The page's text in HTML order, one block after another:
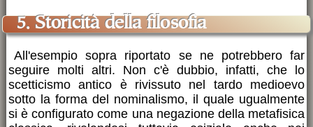
5. Storicità della filosofia
All'esempio sopra riportato se ne potrebbero far
seguire molti altri. Non c'è dubbio, infatti, che lo
scetticismo antico è rivissuto nel tardo medioevo
sotto la forma del nominalismo, il quale ugualmente
si è configurato come una negazione della metafisica